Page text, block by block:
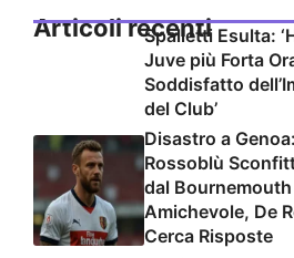
Articoli recenti
Spalletti Esulta:
Juve più Forta
Soddisfatto
del Club’
Disastro a Genoa:
Rossoblù
dal
Amichevole, De
Cerca Risposte